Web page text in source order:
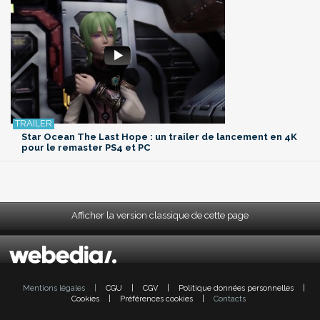
Star Ocean The Last Hope : un trailer de lancement en 4K
pour le remaster PS4 et PC
Afficher la version classique de cette page
Mentions légales CGU CGV Politique données personnelles
Cookies
Préférences cookies Contacts